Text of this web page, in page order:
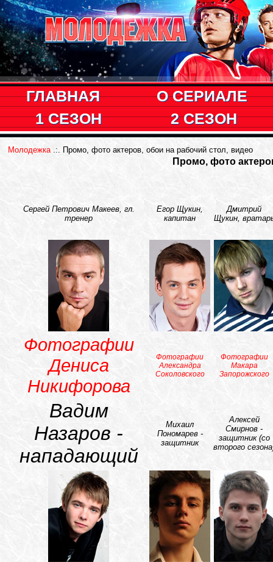
ГЛАВНАЯ
О СЕРИАЛЕ
1 СЕЗОН
2 СЕЗОН
Молодежка.:. Промо, фото актеров, обои на рабочий стол, видео
Промо, фото
Сергей Петрович Макеев, гл.
тренер
Егор Щукин,
капитан
Дмитрий
Щукин,
Фотографии
Дениса
Никифорова
Фотографии
Александра
Соколовского
Фотографии
Макара
Запорожского
Вадим
Назаров -
нападающий
Михаил
Пономарев -
защитник
Алексей
Смирнов -
защитник (со
второго